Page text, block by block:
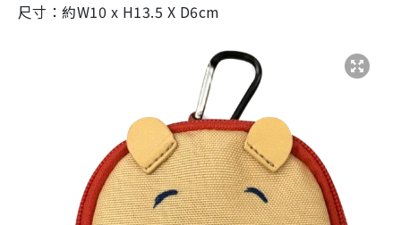
尺寸：約W10 x H13.5 X D6cm